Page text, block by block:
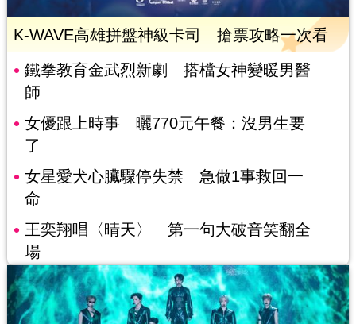
K-WAVE高雄拼盤神級卡司 搶票攻略一次看
鐵拳教育金武烈新劇 搭檔女神變暖男醫
師
女優跟上時事 曬770元午餐：沒男生要
了
女星愛犬心臟驟停失禁 急做1事救回一
命
王奕翔唱〈晴天〉 第一句大破音笑翻全
場